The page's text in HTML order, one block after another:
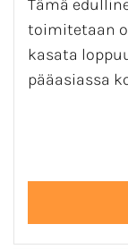
Tämä
toimitetaan
kasata
pääasiassa